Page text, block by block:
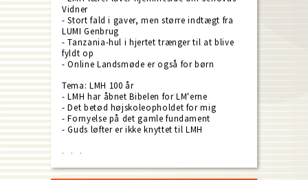
Vidner
- Stort fald i gaver, men større indtægt fra
LUMI Genbrug
- Tanzania-hul i hjertet trænger til at blive
fyldt op
- Online Landsmøde er også for børn
Tema: LMH 100 år
- LMH har åbnet Bibelen for LM'erne
- Det betød højskoleopholdet for mig
- Fornyelse på det gamle fundament
- Guds løfter er ikke knyttet til LMH